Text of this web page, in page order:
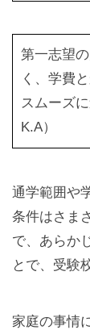
第一志望
く、学費
スムーズ
K.A）
通学範囲や
条件はさま
で、あらか
とで、受験
家庭の事情